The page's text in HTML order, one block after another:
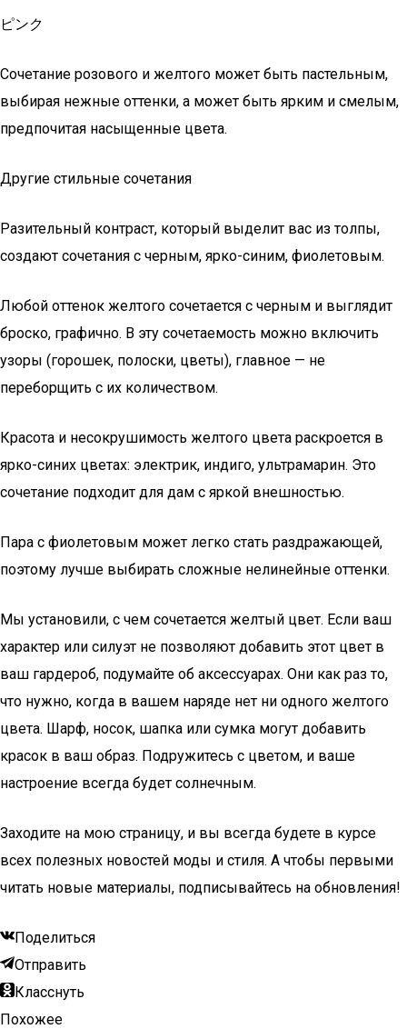
ピンク
Сочетание розового и желтого может быть пастельным,
выбирая нежные оттенки, а может быть ярким и смелым,
предпочитая насыщенные цвета.
Другие стильные сочетания
Разительный контраст, который выделит вас из толпы,
создают сочетания с черным, ярко-синим, фиолетовым.
Любой оттенок желтого сочетается с черным и выглядит
броско, графично. В эту сочетаемость можно включить
узоры (горошек, полоски, цветы), главное — не
переборщить с их количеством.
Красота и несокрушимость желтого цвета раскроется в
ярко-синих цветах: электрик, индиго, ультрамарин. Это
сочетание подходит для дам с яркой внешностью.
Пара с фиолетовым может легко стать раздражающей,
поэтому лучше выбирать сложные нелинейные оттенки.
Мы установили, с чем сочетается желтый цвет. Если ваш
характер или силуэт не позволяют добавить этот цвет в
ваш гардероб, подумайте об аксессуарах. Они как раз то,
что нужно, когда в вашем наряде нет ни одного желтого
цвета. Шарф, носок, шапка или сумка могут добавить
красок в ваш образ. Подружитесь с цветом, и ваше
настроение всегда будет солнечным.
Заходите на мою страницу, и вы всегда будете в курсе
всех полезных новостей моды и стиля. А чтобы первыми
читать новые материалы, подписывайтесь на обновления!
Поделиться
Отправить
Класснуть
Похожее